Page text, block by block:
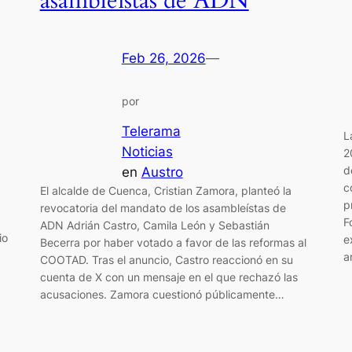
Feb 26, 2026—
por
Telerama
Noticias
en Austro
El alcalde de Cuenca, Cristian Zamora, planteó la
revocatoria del mandato de los asambleístas de
ADN Adrián Castro, Camila León y Sebastián
Becerra por haber votado a favor de las reformas al
COOTAD. Tras el anuncio, Castro reaccionó en su
cuenta de X con un mensaje en el que rechazó las
acusaciones. Zamora cuestionó públicamente…